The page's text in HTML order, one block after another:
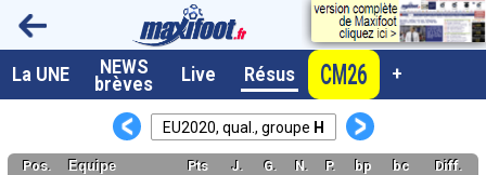
La UNE NEWS
brèves Live Résus CM26 +
< EU2020, qual., groupe H >
Pos. Equipe Pts J. G. N. P. bp bc
Diff.
A la UNE
Dernières brèves
Live / Matchs en direct